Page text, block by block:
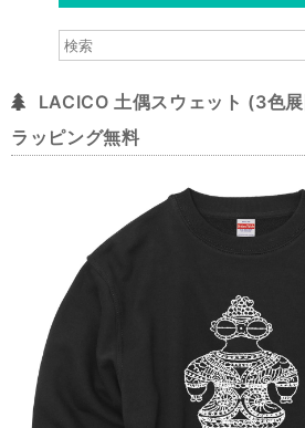
LACICO 土偶スウェット (3色
ラッピング無料